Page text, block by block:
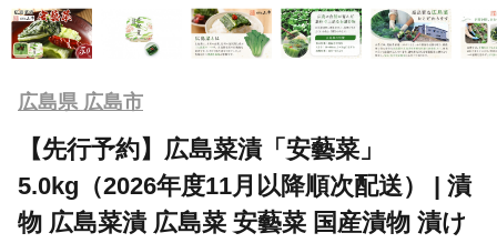
広島県 広島市
【先行予約】広島菜漬「安藝菜」
5.0kg（2026年度11月以降順次配送） | 漬
物 広島菜漬 広島菜 安藝菜 国産漬物 漬け